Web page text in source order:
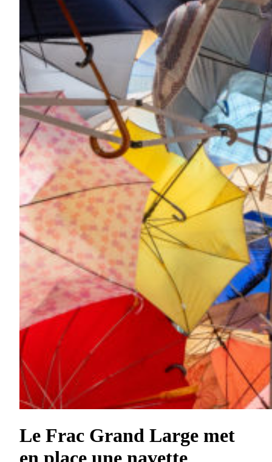
Le Frac Grand Large met